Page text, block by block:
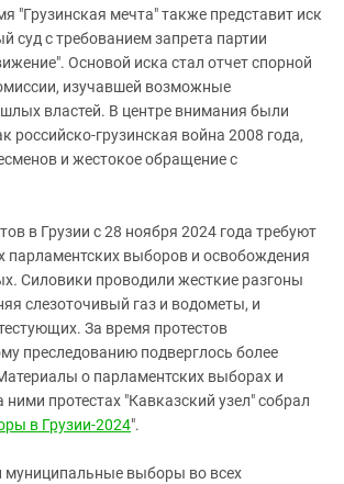
"Грузинская мечта" также представит иск
суд с требованием запрета партии
Основой иска стал отчет спорной
изучавшей возможные
властей. В центре внимания были
российско-грузинская война 2008 года,
и жестокое обращение с
в Грузии с 28 ноября 2024 года требуют
парламентских выборов и освобождения
. Силовики проводили жесткие разгоны
слезоточивый газ и водометы, и
За время протестов
преследованию подверглось более
о парламентских выборах и
протестах "Кавказский узел" собрал
в Грузии-2024".
муниципальные выборы во всех